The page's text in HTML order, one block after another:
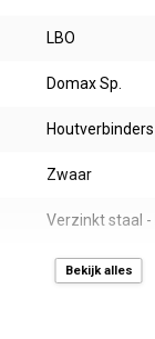
LBO
Domax Sp.
Zwaar
Verzinkt staal -
DX51D +
Bekijk alles